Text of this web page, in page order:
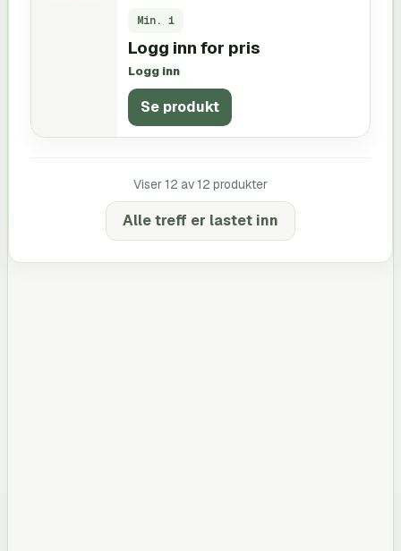
Min. 1
Logg inn for pris
Logg inn
Se produkt
Viser12 av12 produkter
Alle treff er lastet inn